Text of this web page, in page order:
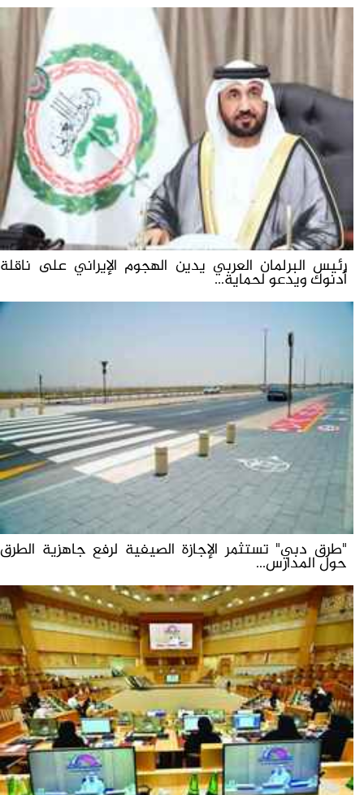
رئيس البرلمان العربي يدين الهجوم الإيراني على ناقلة
أدنوك ويدعو لحماية...
"طرق دبي" تستثمر الإجازة الصيفية لرفع جاهزية الطرق
حول المدارس...